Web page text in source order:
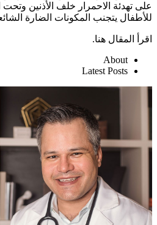
على تهدئة الاحمرار خلف الأذنين
للأطفال يتجنب المكونات الضارة
اقرأ المقال هنا.
About
Latest Posts